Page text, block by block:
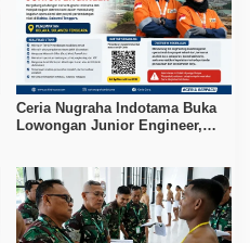
Ceria Nugraha Indotama Buka
Lowongan Junior Engineer,